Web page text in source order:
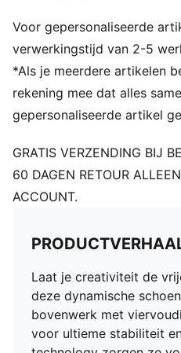
Verhoogde meshlijnen en
verbeteren de grip en
beter balgevoel
PWRTAPE over de
en stabiliteit voor
Het zeer elastische
een flexibele, stevige en
Lichtgewicht TPU-
metalen noppen
MxSG: Geschikt voor
Voor gepersonaliseerde
verwerkingstijd van 2-5
*Als je meerdere artikelen
rekening mee dat alles
gepersonaliseerde artikel
GRATIS VERZENDING BIJ
60 DAGEN RETOUR
ACCOUNT.
Laat je creativiteit de
deze dynamische
bovenwerk met
voor ultieme stabiliteit